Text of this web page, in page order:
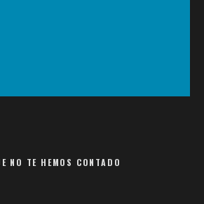
NO TE HEMOS CONTADO